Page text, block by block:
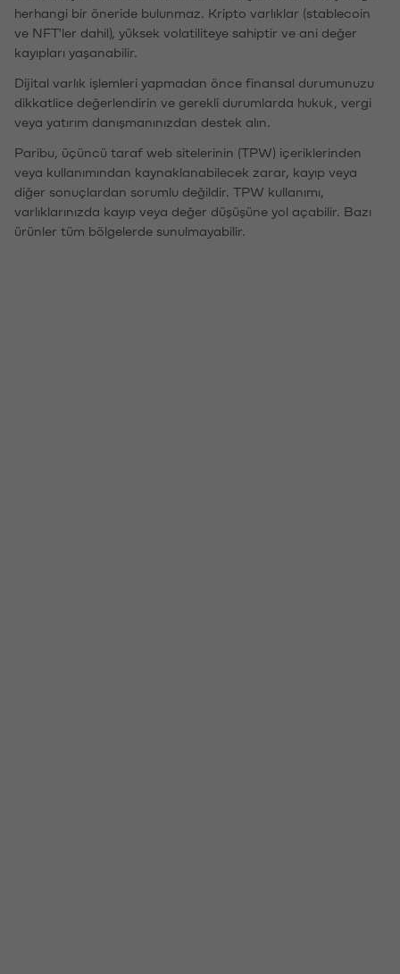
herhangi bir öneride bulunmaz. Kripto varlıklar (stablecoin
ve NFT'ler dahil), yüksek volatiliteye sahiptir ve ani değer
kayıpları yaşanabilir.
Dijital varlık işlemleri yapmadan önce finansal durumunuzu
dikkatlice değerlendirin ve gerekli durumlarda hukuk, vergi
veya yatırım danışmanınızdan destek alın.
Paribu, üçüncü taraf web sitelerinin (TPW) içeriklerinden
veya kullanımından kaynaklanabilecek zarar, kayıp veya
diğer sonuçlardan sorumlu değildir. TPW kullanımı,
varlıklarınızda kayıp veya değer düşüşüne yol açabilir. Bazı
ürünler tüm bölgelerde sunulmayabilir.